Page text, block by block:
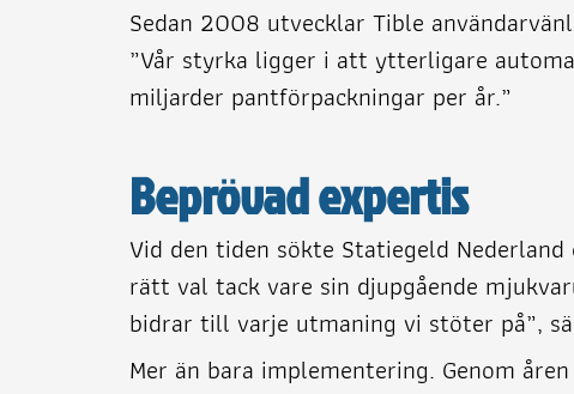
Sedan 2008 utvecklar Tible
”Vår styrka ligger i att ytterligare
miljarder pantförpackningar per år.”
Beprövad expertis
Vid den tiden sökte Statiegeld
rätt val tack vare sin djupgående
bidrar till varje utmaning vi stöter på”,
Mer än bara implementering. Genom